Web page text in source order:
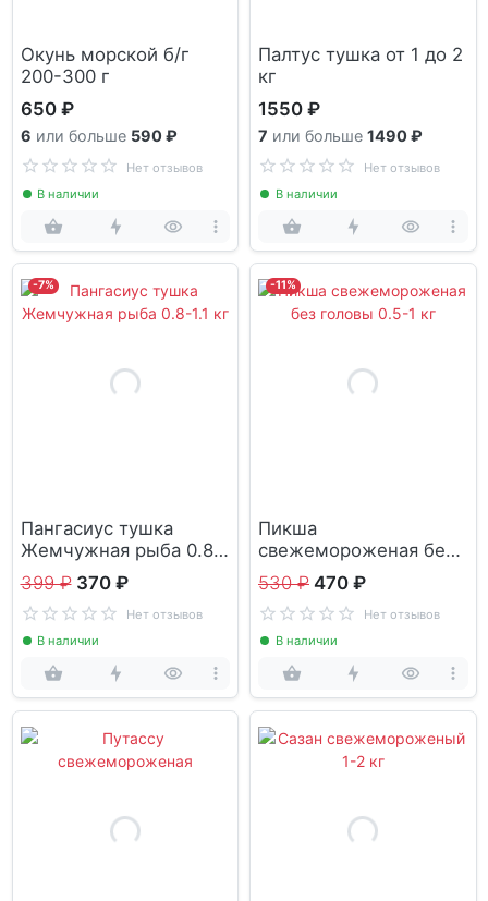
Окунь морской б/г
200-300 г
650 ₽
6 или больше 590 ₽
Нет отзывов
В наличии
Палтус тушка от 1 до 2
кг
1550 ₽
7 или больше 1490 ₽
Нет отзывов
В наличии
-7%
Пангасиус тушка
Жемчужная рыба 0.8-
1.1 кг
399 ₽ 370 ₽
Нет отзывов
В наличии
-11%
Пикша
свежемороженая без
головы 0.5-1 кг
530 ₽ 470 ₽
Нет отзывов
В наличии